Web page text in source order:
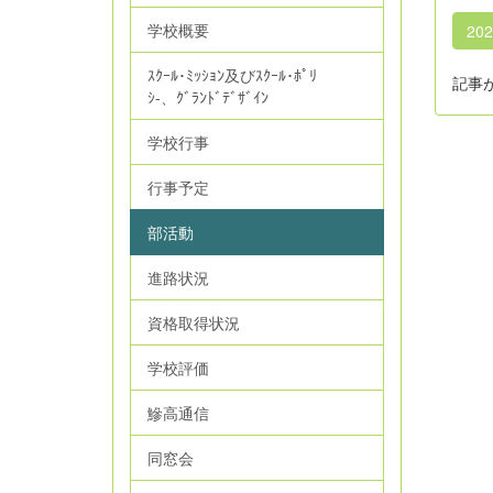
記事
学校概要
ｽｸｰﾙ･ﾐｯｼｮﾝ及びｽｸｰﾙ･ﾎﾟﾘ
ｼ‐、ｸﾞﾗﾝﾄﾞﾃﾞｻﾞｲﾝ
学校行事
行事予定
部活動
進路状況
資格取得状況
学校評価
鰺高通信
同窓会